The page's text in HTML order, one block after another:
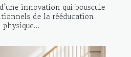
innovation qui bouscule
de la rééducation
physique...